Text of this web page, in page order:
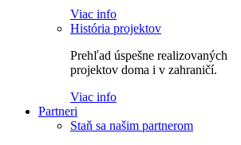
Viac info
História projektov
Prehľad úspešne realizovaných
projektov doma i v zahraničí.
Viac info
Partneri
Staň sa našim partnerom